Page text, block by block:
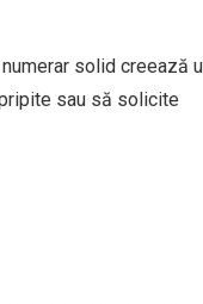
solid creează
sau să solicite